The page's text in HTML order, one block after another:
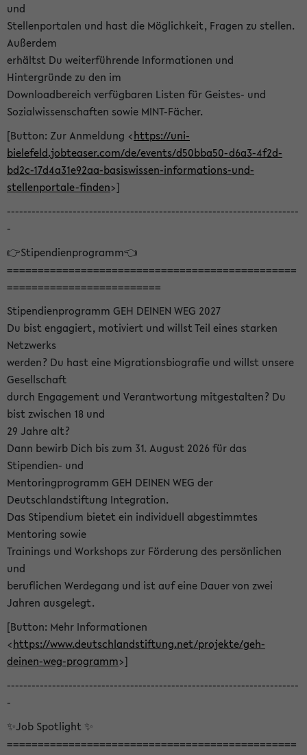
und
Stellenportalen und hast die Möglichkeit, Fragen zu stellen.
Außerdem
erhältst Du weiterführende Informationen und
Hintergründe zu den im
Downloadbereich verfügbaren Listen für Geistes- und
Sozialwissenschaften sowie MINT-Fächer.
[Button: Zur Anmeldung <https://uni-
bielefeld.jobteaser.com/de/events/d50bba50-d6a3-4f2d-
bd2c-17d4a31e92aa-basiswissen-informations-und-
stellenportale-finden>]
-----------------------------------------------------------------------
-
👉Stipendienprogramm👈
===============================================
=========================
Stipendienprogramm GEH DEINEN WEG 2027
Du bist engagiert, motiviert und willst Teil eines starken
Netzwerks
werden? Du hast eine Migrationsbiografie und willst unsere
Gesellschaft
durch Engagement und Verantwortung mitgestalten? Du
bist zwischen 18 und
29 Jahre alt?
Dann bewirb Dich bis zum 31. August 2026 für das
Stipendien- und
Mentoringprogramm GEH DEINEN WEG der
Deutschlandstiftung Integration.
Das Stipendium bietet ein individuell abgestimmtes
Mentoring sowie
Trainings und Workshops zur Förderung des persönlichen
und
beruflichen Werdegang und ist auf eine Dauer von zwei
Jahren ausgelegt.
[Button: Mehr Informationen
<https://www.deutschlandstiftung.net/projekte/geh-
deinen-weg-programm>]
-----------------------------------------------------------------------
-
✨Job Spotlight ✨
===============================================